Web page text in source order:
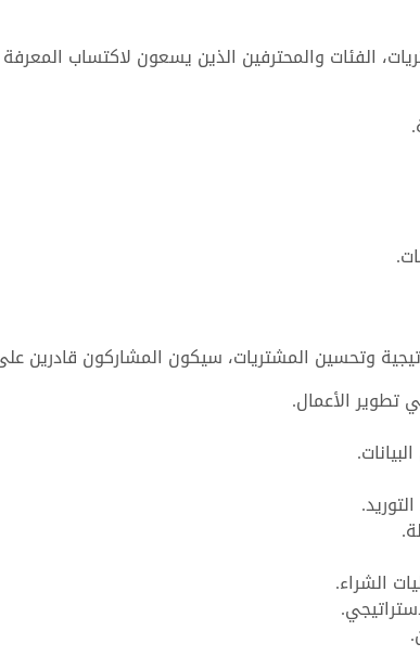
الفئات والمحترفين الذين يسعون لاكتساب المعرفة
وتحسين المشتريات، سيكون المشاركون قادرين
تطوير الأعمال.
الشراء.